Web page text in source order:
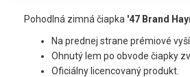
Pohodlná zimná čiapka '47 Brand
Na prednej strane prémiové
Ohnutý lem po obvode čiapky
Oficiálny licencovaný produkt.